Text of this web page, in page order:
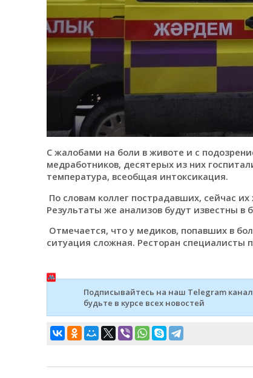
С жалобами на боли в животе и с
медработников, десятерых из них
температура, всеобщая интоксикация.
По словам коллег пострадавших, сейчас
Результаты же анализов будут известны в
Отмечается, что у медиков, попавших в
ситуация сложная. Ресторан специалисты
Подписывайтесь на наш Telegram
будьте в курсе всех новостей